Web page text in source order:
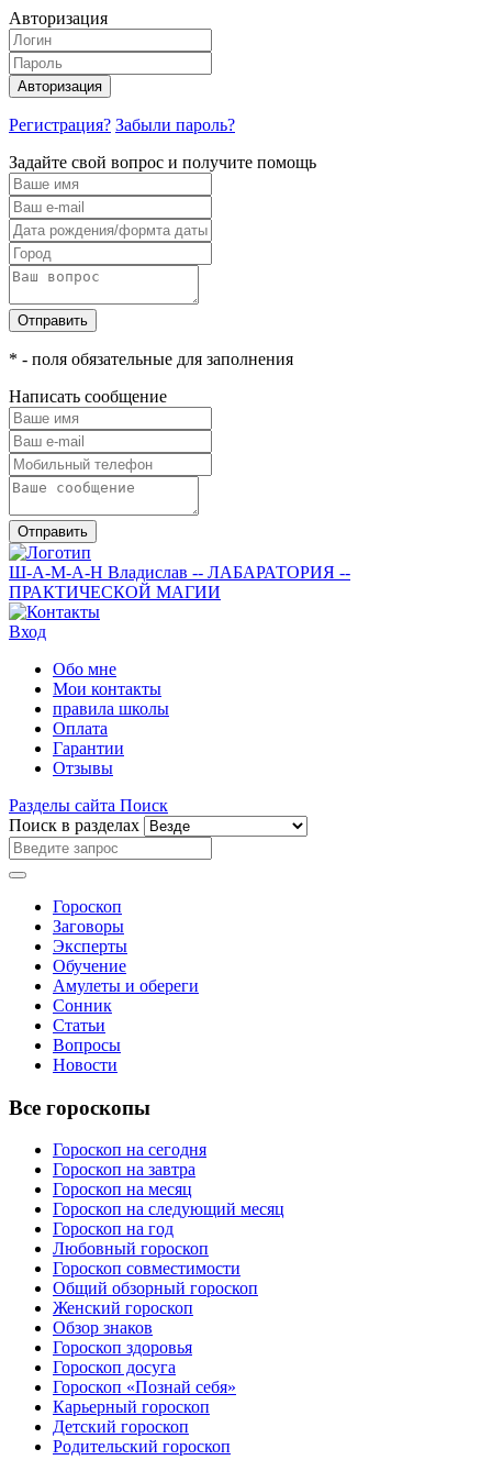
Авторизация
Авторизация
Регистрация? Забыли пароль?
Задайте свой вопрос и получите помощь
Отправить
* - поля обязательные для заполнения
Написать сообщение
Отправить
Ш-А-М-А-Н Владислав -- ЛАБАРАТОРИЯ --
ПРАКТИЧЕСКОЙ МАГИИ
Вход
Обо мне
Мои контакты
правила школы
Оплата
Гарантии
Отзывы
Разделы сайта Поиск
Поиск в разделах
Гороскоп
Заговоры
Эксперты
Обучение
Амулеты и обереги
Сонник
Статьи
Вопросы
Новости
Все гороскопы
Гороскоп на сегодня
Гороскоп на завтра
Гороскоп на месяц
Гороскоп на следующий месяц
Гороскоп на год
Любовный гороскоп
Гороскоп совместимости
Общий обзорный гороскоп
Женский гороскоп
Обзор знаков
Гороскоп здоровья
Гороскоп досуга
Гороскоп «Познай себя»
Карьерный гороскоп
Детский гороскоп
Родительский гороскоп